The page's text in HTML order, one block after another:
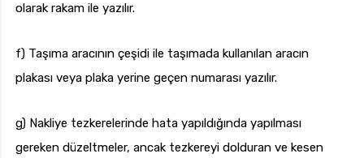
olarak rakam ile yazılır.
f) Taşıma aracının çeşidi ile taşımada kullanılan aracın
plakası veya plaka yerine geçen numarası yazılır.
g) Nakliye tezkerelerinde hata yapıldığında yapılması
gereken düzeltmeler, ancak tezkereyi dolduran ve kesen